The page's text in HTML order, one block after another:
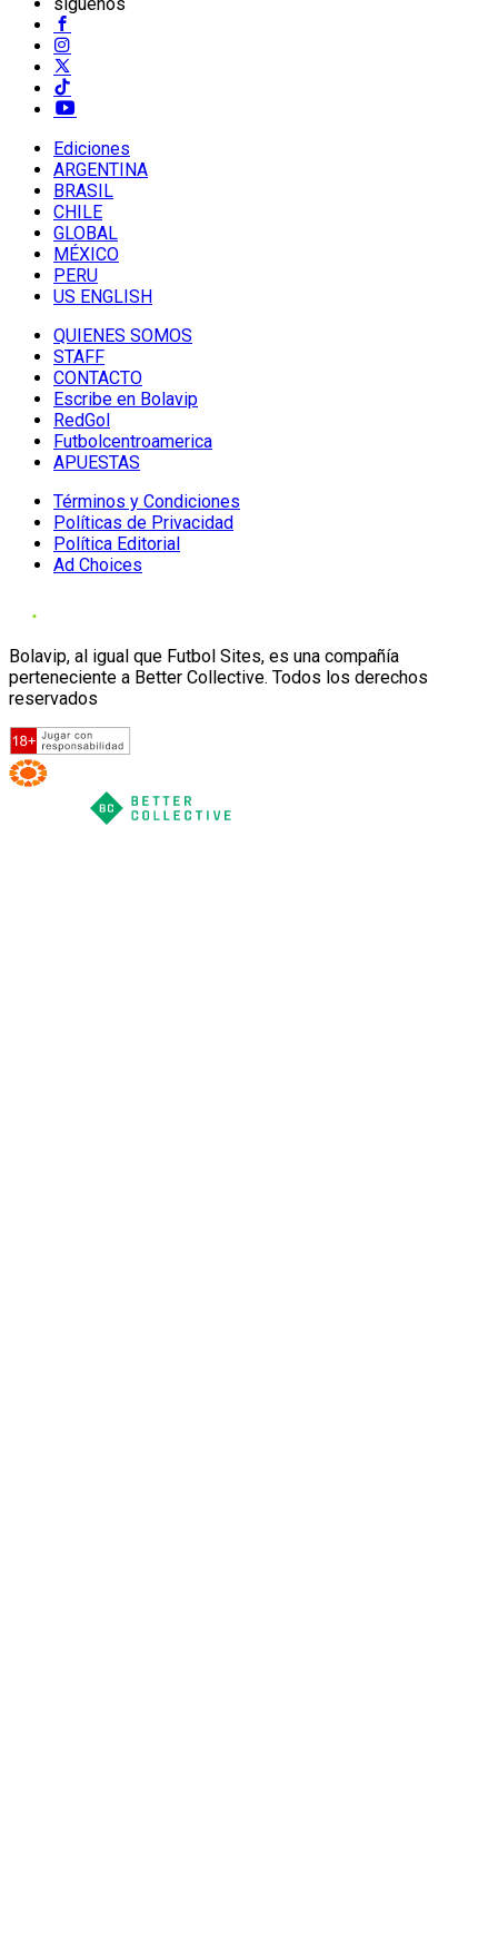
Ediciones
ARGENTINA
BRASIL
CHILE
GLOBAL
MÉXICO
PERU
US ENGLISH
QUIENES SOMOS
STAFF
CONTACTO
Escribe en Bolavip
RedGol
Futbolcentroamerica
APUESTAS
Términos y Condiciones
Políticas de Privacidad
Política Editorial
Ad Choices
Bolavip, al igual que Futbol Sites, es una compañía
perteneciente a Better Collective. Todos los derechos
reservados